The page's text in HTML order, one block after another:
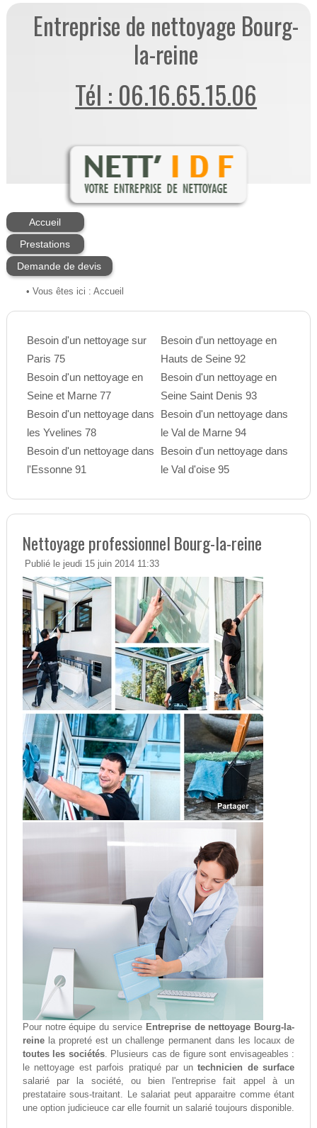
Entreprise de nettoyage Bourg-
la-reine
Tél : 06.16.65.15.06
Accueil
Prestations
Demande de devis
• Vous êtes ici : Accueil
Besoin d'un nettoyage sur
Paris 75
Besoin d'un nettoyage en
Seine et Marne 77
Besoin d'un nettoyage dans
les Yvelines 78
Besoin d'un nettoyage dans
l'Essonne 91
Besoin d'un nettoyage en
Hauts de Seine 92
Besoin d'un nettoyage en
Seine Saint Denis 93
Besoin d'un nettoyage dans
le Val de Marne 94
Besoin d'un nettoyage dans
le Val d'oise 95
Nettoyage professionnel Bourg-la-reine
Publié le jeudi 15 juin 2014 11:33
Pour notre équipe du service Entreprise de nettoyage Bourg-la-
reinela propreté est un challenge permanent dans les locaux de
toutes les sociétés. Plusieurs cas de figure sont envisageables :
le nettoyage est parfois pratiqué par untechnicien de surface
salarié par la société, ou bien l'entreprise fait appel à un
prestataire sous-traitant. Le salariat peut apparaitre comme étant
une option judicieuce car elle fournit un salarié toujours disponible.